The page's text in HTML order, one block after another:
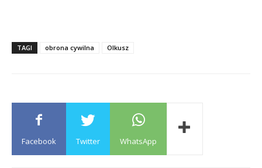
TAGI obrona cywilna Olkusz
Facebook Twitter WhatsApp